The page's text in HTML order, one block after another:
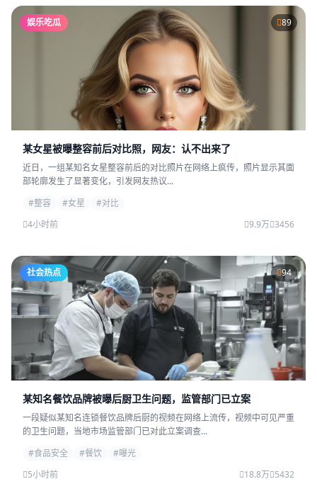
娱乐吃瓜 89
某女星被曝整容前后对比照，网友：认不出来了
近日，一组某知名女星整容前后的对比照片在网络上疯传，照片显示其面
部轮廓发生了显著变化，引发网友热议...
#整容
#女星
#对比
4小时前
9.9万 3456
社会热点 94
某知名餐饮品牌被曝后厨卫生问题，监管部门已立案
一段疑似某知名连锁餐饮品牌后厨的视频在网络上流传，视频中可见严重
的卫生问题，当地市场监管部门已对此立案调查...
#食品安全
#餐饮
#曝光
5小时前
18.8万 5432